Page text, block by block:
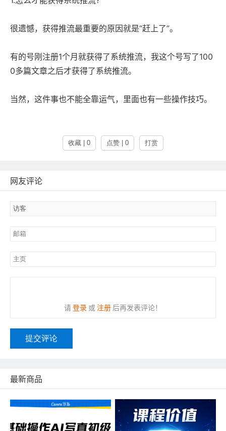
很遗憾，获得推流最重要的原因就是“赶上了”。
有的号刚注册1个月就获得了系统推流，我这个号写了100
0多篇文章之后才获得了系统推流。
当然，这件事也不能全靠运气，里面也有一些操作技巧。
收藏 | 0 点赞 | 0 打赏
网友评论
请登录 或 注册 后再发表评论！
提交评论
最新商品